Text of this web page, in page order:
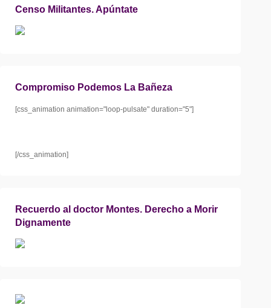
Censo Militantes. Apúntate
Compromiso Podemos La Bañeza
[css_animation animation="loop-pulsate" duration="5"]
[/css_animation]
Recuerdo al doctor Montes. Derecho a Morir
Dignamente